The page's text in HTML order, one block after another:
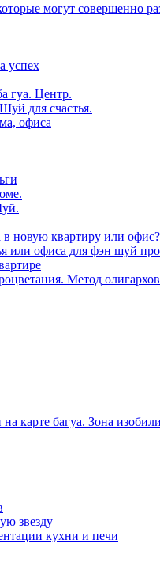
могут совершенно
успех
гуа. Центр.
для счастья.
офиса
в новую квартиру или офис?
или офиса для фэн шуй
Метод
карте багуа. Зона
звезду
кухни и печи